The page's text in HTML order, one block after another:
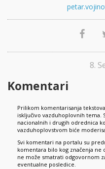
8.
Komentari
Prilikom komentarisanja
isključivo vazduhoplovnih tema.
nacionalnih i drugih odrednica
vazduhoplovstvom biće
Svi komentari na portalu su
komentara bilo kog značenja ne
ne može smatrati odgovornom
eventualne posledice.